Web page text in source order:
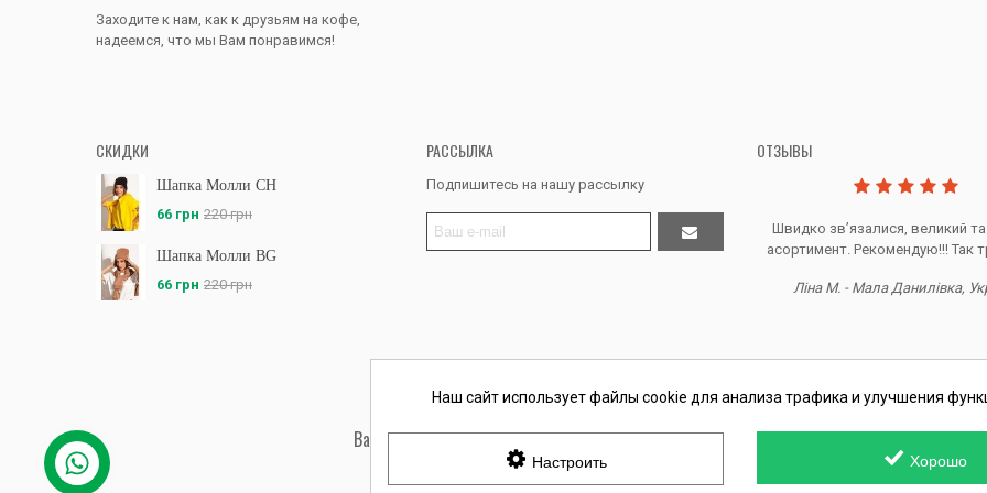
Заходите к нам, как к друзьям на кофе,
надеемся, что мы Вам понравимся!
СКИДКИ
Шапка Молли CH
66 грн 220 грн
Шапка Молли BG
66 грн 220 грн
РАССЫЛКА
Подпишитесь на нашу рассылку
ОТЗЫВЫ
Дякую за все, продавець супер.
Швидко звʼязалися, великий та
асортимент. Рекомендую!!! Так
Ліна М. - Мала Данилівка,
Вас обслуживает ФЛП Косташ С.И., номер записи в ЕГР 2 673 000 0000 057597 от
Наш сайт использует файлы cookie для анализа трафика и улучшения
Хорошо
Настроить